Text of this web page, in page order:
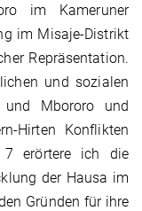
im Kameruner
im Misaje-Distrikt
Repräsentation.
und sozialen
und Mbororo und
Hirten Konflikten
7 erörtere ich die
der Hausa im
Gründen für ihre